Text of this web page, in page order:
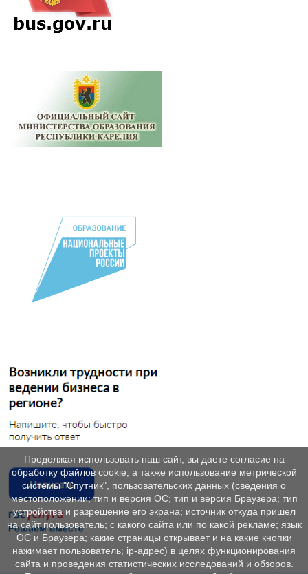
Продолжая использовать наш сайт, вы даете согласие на
обработку файлов cookie, а также использование метрической
системы "Спутник", пользовательских данных (сведения о
местоположении; тип и версия ОС; тип и версия Браузера; тип
устройства и разрешение его экрана; источник откуда пришел
на сайт пользователь; с какого сайта или по какой рекламе; язык
ОС и Браузера; какие страницы открывает и на какие кнопки
нажимает пользователь; ip-адрес) в целях функционирования
сайта и проведения статистических исследований и обзоров.